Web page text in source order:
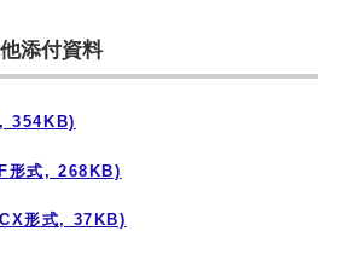
添付資料
354KB)
形式, 268KB)
形式, 37KB)